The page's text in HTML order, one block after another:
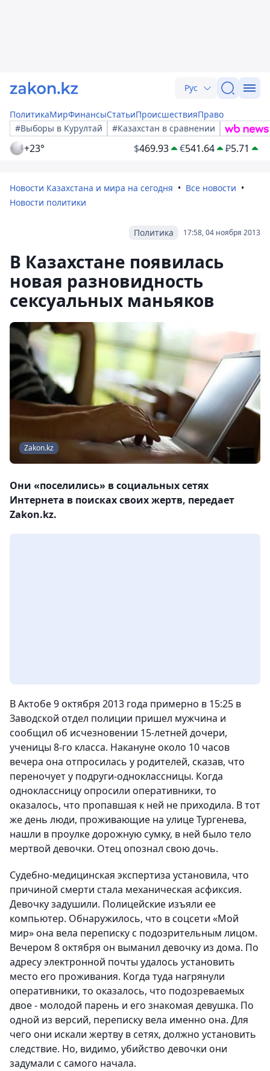
Рус
ПолитикаМирФинансыСтатьиПроисшествияПраво
#Выборы в Курултай
#Казахстан в сравнении
+23° $469.93 €541.64 ₽5.71
Новости Казахстана и мира на сегодня
Все новости
Новости политики
17:58, 04 ноября 2013
Политика
В Казахстане появилась
новая разновидность
сексуальных маньяков
Zakon.kz
Они «поселились» в социальных сетях
Интернета в поисках своих жертв, передает
Zakon.kz.
В Актобе 9 октября 2013 года примерно в 15:25 в
Заводской отдел полиции пришел мужчина и
сообщил об исчезновении 15-летней дочери,
ученицы 8-го класса. Накануне около 10 часов
вечера она отпросилась у родителей, сказав, что
переночует у подруги-одноклассницы. Когда
одноклассницу опросили оперативники, то
оказалось, что пропавшая к ней не приходила. В тот
же день люди, проживающие на улице Тургенева,
нашли в проулке дорожную сумку, в ней было тело
мертвой девочки. Отец опознал свою дочь.
Судебно-медицинская экспертиза установила, что
причиной смерти стала механическая асфиксия.
Девочку задушили. Полицейские изъяли ее
компьютер. Обнаружилось, что в соцсети «Мой
мир» она вела переписку с подозрительным лицом.
Вечером 8 октября он выманил девочку из дома. По
адресу электронной почты удалось установить
место его проживания. Когда туда нагрянули
оперативники, то оказалось, что подозреваемых
двое - молодой парень и его знакомая девушка. По
одной из версий, переписку вела именно она. Для
чего они искали жертву в сетях, должно установить
следствие. Но, видимо, убийство девочки они
задумали с самого начала.